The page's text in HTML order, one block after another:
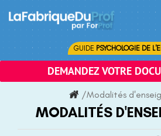
content
GUIDE PSYCHOLOGIE DE
DEMANDEZ VOTRE
/Modalités
MODALITÉS